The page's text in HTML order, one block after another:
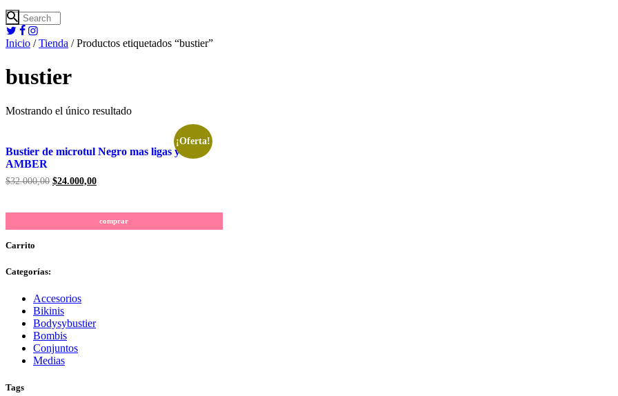
Inicio /Tienda / Productos etiquetados “bustier”
bustier
Mostrando el único resultado
¡Oferta!
comprar
Bustier de microtul Negro mas ligas y less –
AMBER
$32.000,00 Original
$32.000,00.
$24.000,00Current
$24.000,00.
Carrito
Categorías:
Accesorios
Bikinis
Bodysybustier
Bombis
Conjuntos
Medias
Tags